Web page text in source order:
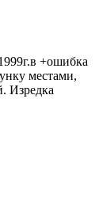
+ошибка
местами,
Изредка